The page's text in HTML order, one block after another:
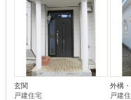
玄関
戸建住宅
外構
戸建